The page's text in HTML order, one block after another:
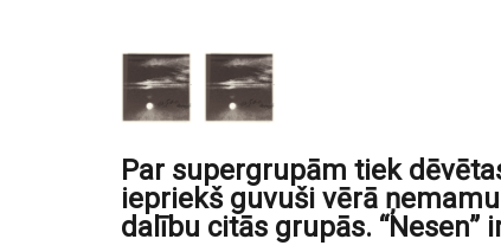
Par supergrupām tiek
iepriekš guvuši vērā
dalību citās grupās.